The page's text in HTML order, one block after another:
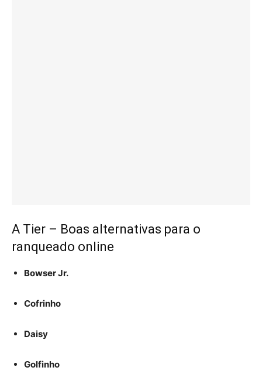
A Tier – Boas alternativas para o
ranqueado online
Bowser Jr.
Cofrinho
Daisy
Golfinho